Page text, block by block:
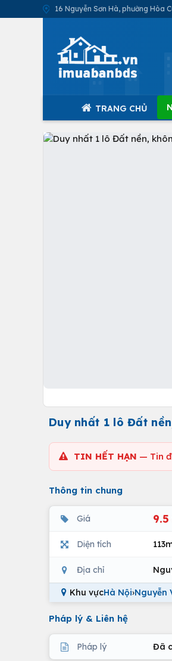
16 Nguyễn Sơn Hà, phường Hòa
TRANG CHỦ
Duy nhất 1 lô Đất
TIN HẾT HẠN — Tin
Thông tin chung
Giá
Diện tích
Địa chỉ
Khu vựcHà Nội›Nguyễn
Pháp lý & Liên hệ
Pháp lý Đã